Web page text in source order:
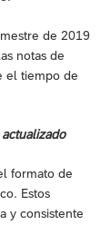
de 2019
notas de
el tiempo de
formato de
Estos
y consistente